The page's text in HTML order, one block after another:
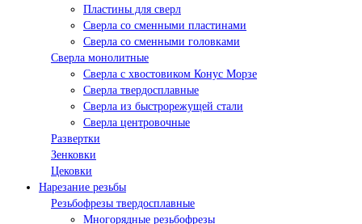
Пластины для сверл
Сверла со сменными пластинами
Сверла со сменными головками
Сверла монолитные
Сверла с хвостовиком Конус Морзе
Сверла твердосплавные
Сверла из быстрорежущей стали
Сверла центровочные
Развертки
Зенковки
Цековки
Нарезание резьбы
Резьбофрезы твердосплавные
Многорядные резьбофрезы